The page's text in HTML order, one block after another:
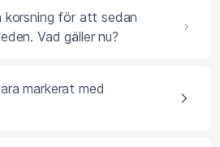
korsning för att sedan
Vad gäller nu?
markerat med